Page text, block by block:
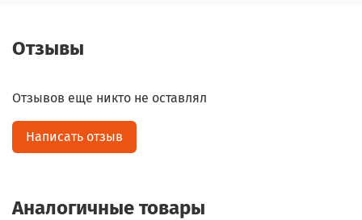
Отзывы
Отзывов еще никто не оставлял
Написать отзыв
Аналогичные товары